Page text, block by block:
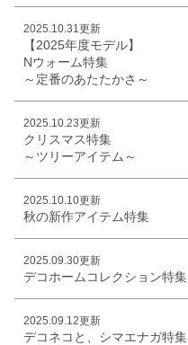
2025.10.31更新
【2025年度モデル】
Nウォーム特集
～定番のあたたかさ～
2025.10.23更新
クリスマス特集
～ツリーアイテム～
2025.10.10更新
秋の新作アイテム特集
2025.09.30更新
デコホームコレクション特集
2025.09.12更新
デコネコと、シマエナガ特集